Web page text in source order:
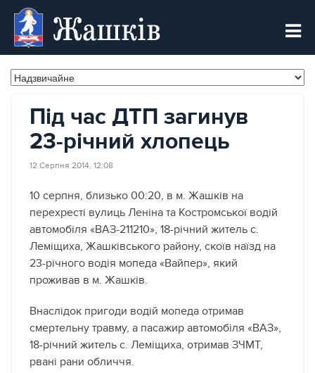
Жашків
Під час ДТП загинув
23-річний хлопець
12 Серпня 2014, 12:08
10 серпня, близько 00:20, в м. Жашків на
перехресті вулиць Леніна та Костромської водій
автомобіля «ВАЗ-211210», 18-річний житель с.
Леміщиха, Жашківського району, скоїв наїзд на
23-річного водія мопеда «Вайпер», який
проживав в м. Жашків.
Внаслідок пригоди водій мопеда отримав
смертельну травму, а пасажир автомобіля «ВАЗ»,
18-річний житель с. Леміщиха, отримав ЗЧМТ,
рвані рани обличчя.